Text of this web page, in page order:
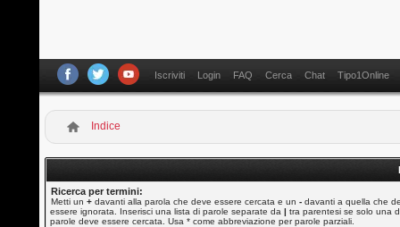
Iscriviti Login FAQ Cerca Chat Tipo1Online
Indice
Ricerca per termini:
Metti un+ davanti alla parola che deve essere cercata e un- davanti a quella che
essere ignorata. Inserisci una lista di parole separate da| tra parentesi se solo una
parole deve essere cercata. Usa * come abbreviazione per parole parziali.